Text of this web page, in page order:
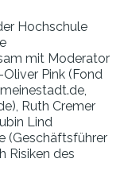
Hochschule
mit Moderator
Pink (Fond
Ruth Cremer
Lind
(Geschäftsführer
Risiken des